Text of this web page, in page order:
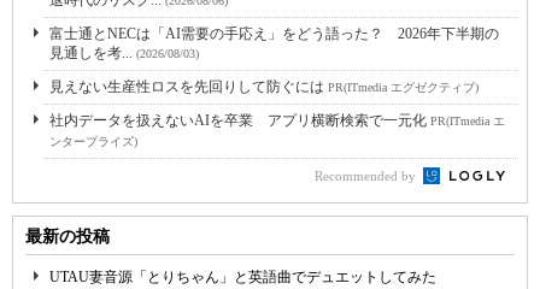
富士通とNECは「AI需要の手応え」をどう語った？ 2026年下半期の
見通しを考... (2026/08/03)
見えない生産性ロスを先回りして防ぐには PR(ITmedia エグゼクティブ)
社内データを扱えないAIを卒業 アプリ横断検索で一元化 PR(ITmedia エ
ンタープライズ)
Recommended by
最新の投稿
UTAU妻音源「とりちゃん」と英語曲でデュエットしてみた